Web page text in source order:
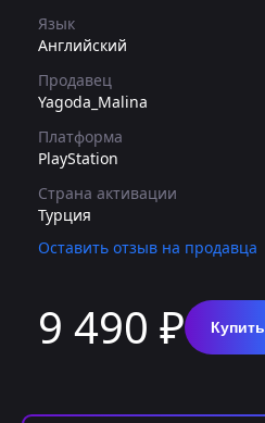
Язык
Английский
Продавец
Yagoda_Malina
Платформа
PlayStation
Страна активации
Турция
Оставить отзыв на продавца
9 490 ₽ Купить